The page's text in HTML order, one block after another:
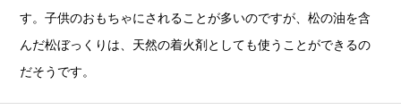
す。子供のおもちゃにされることが多いのですが、松の油を含
んだ松ぼっくりは、天然の着火剤としても使うことができるの
だそうです。